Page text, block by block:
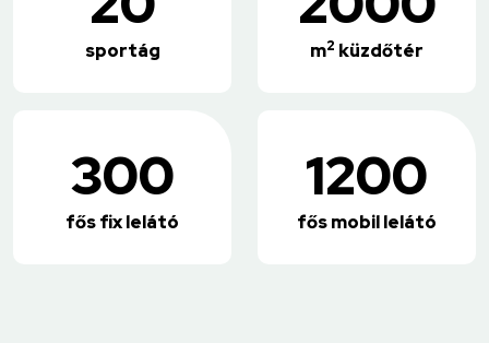
sportág m2 küzdőtér
300
fős fix lelátó
1200
fős mobil lelátó